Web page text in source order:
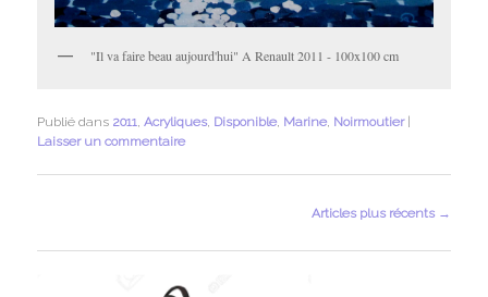
"Il va faire beau aujourd'hui" A Renault 2011 - 100x100 cm
Publié dans 2011,Acryliques, Disponible, Marine, Noirmoutier
Laisser un commentaire
articles
Articles plus récents →